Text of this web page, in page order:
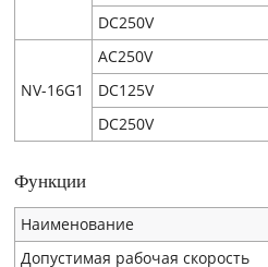
DC250V
NV-16G1
AC250V
DC125V
DC250V
Функции
Наименование
Допустимая рабочая скорость